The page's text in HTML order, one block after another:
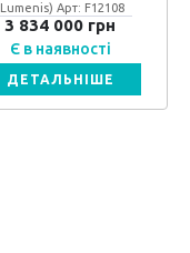
Арт: F12108
3 834 000 грн
Є в наявності
ДЕТАЛЬНІШЕ